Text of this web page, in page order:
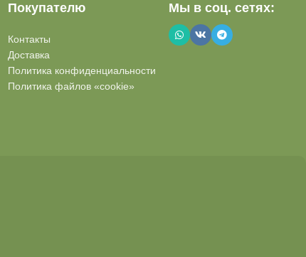
Покупателю
Контакты
Доставка
Политика конфиденциальности
Политика файлов «cookie»
Мы в соц. сетях: